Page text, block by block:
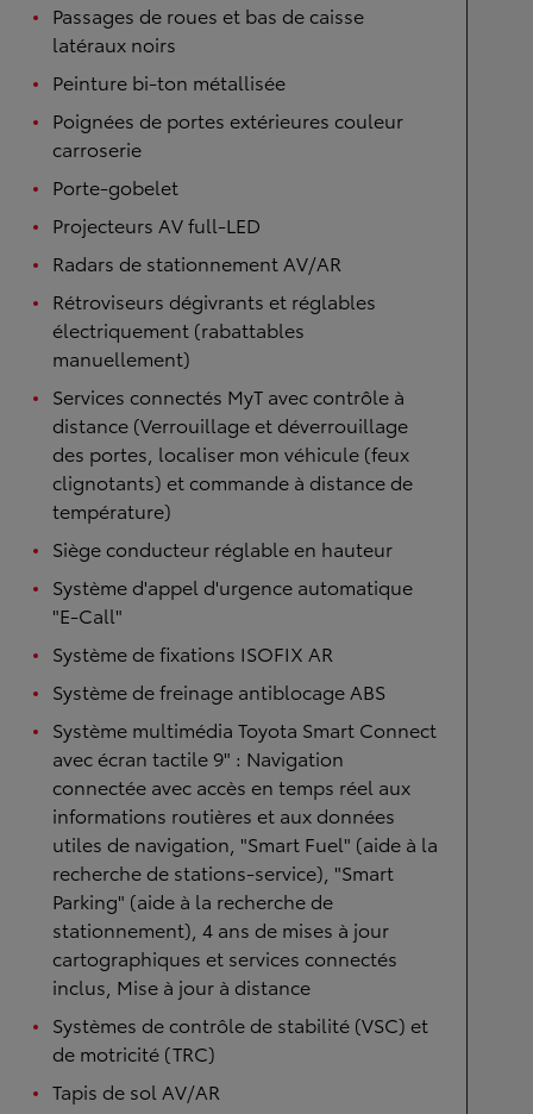
Passages de roues et bas de caisse
latéraux noirs
Peinture bi-ton métallisée
Poignées de portes extérieures couleur
carroserie
Porte-gobelet
Projecteurs AV full-LED
Radars de stationnement AV/AR
Rétroviseurs dégivrants et réglables
électriquement (rabattables
manuellement)
Services connectés MyT avec contrôle à
distance (Verrouillage et déverrouillage
des portes, localiser mon véhicule (feux
clignotants) et commande à distance de
température)
Siège conducteur réglable en hauteur
Système d'appel d'urgence automatique
"E-Call"
Système de fixations ISOFIX AR
Système de freinage antiblocage ABS
Système multimédia Toyota Smart Connect
avec écran tactile 9" : Navigation
connectée avec accès en temps réel aux
informations routières et aux données
utiles de navigation, "Smart Fuel" (aide à la
recherche de stations-service), "Smart
Parking" (aide à la recherche de
stationnement), 4 ans de mises à jour
cartographiques et services connectés
inclus, Mise à jour à distance
Systèmes de contrôle de stabilité (VSC) et
de motricité (TRC)
Tapis de sol AV/AR